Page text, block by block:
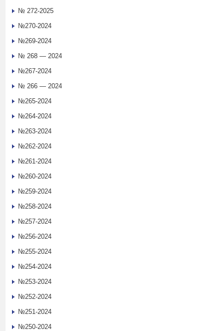
№ 272-2025
№270-2024
№269-2024
№ 268 — 2024
№267-2024
№ 266 — 2024
№265-2024
№264-2024
№263-2024
№262-2024
№261-2024
№260-2024
№259-2024
№258-2024
№257-2024
№256-2024
№255-2024
№254-2024
№253-2024
№252-2024
№251-2024
№250-2024